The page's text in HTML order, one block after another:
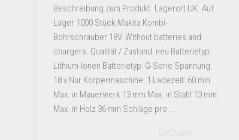
Beschreibung zum Produkt. Lagerort UK. Auf
Lager 1000 Stück Makita Kombi-
Bohrschrauber 18V. Without batteries and
chargers. Qualität / Zustand: neu Batterietyp:
Lithium-Ionen Batterietyp: G-Serie Spannung:
18 v Nur Körpermaschine: 1 Ladezeit: 60 min
Max. in Mauerwerk 13 mm Max. in Stahl 13 mm
Max. in Holz 36 mm Schläge pro ...
GoClever